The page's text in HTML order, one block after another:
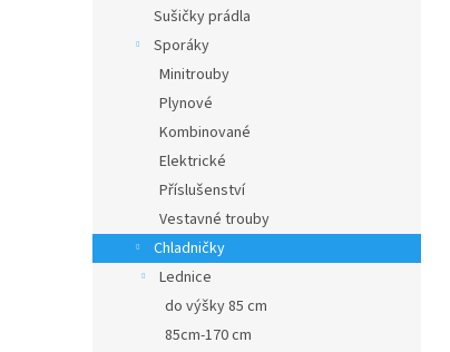
Sušičky prádla
Sporáky
Minitrouby
Plynové
Kombinované
Elektrické
Příslušenství
Vestavné trouby
Chladničky
Lednice
do výšky 85 cm
85cm-170 cm